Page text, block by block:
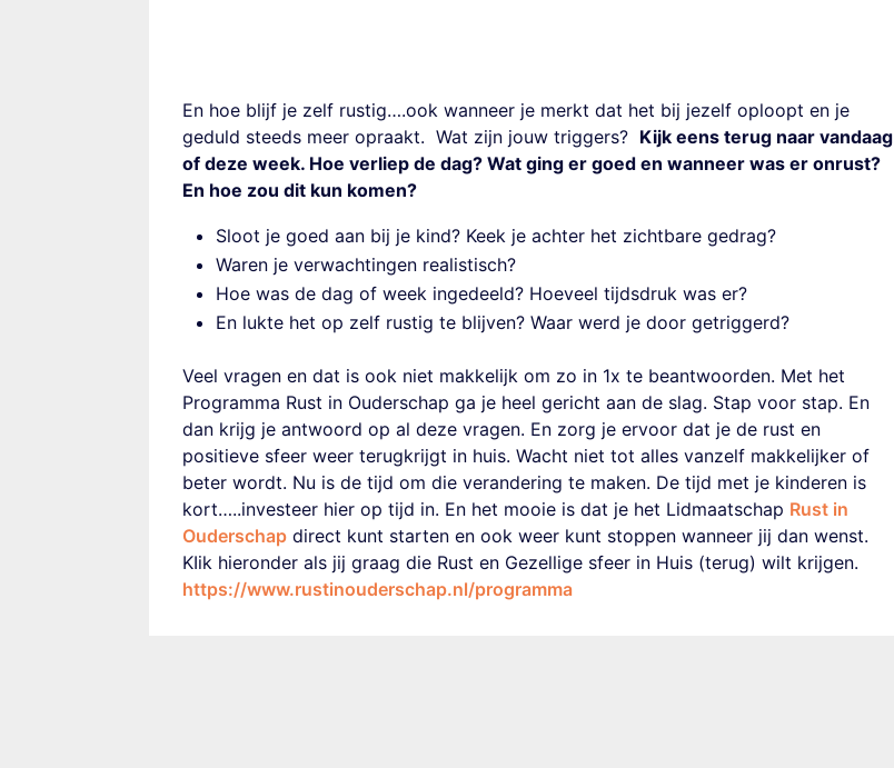
En hoe blijf je zelf rustig….ook wanneer je merkt dat het bij jezelf oploopt en je
geduld steeds meer opraakt. Wat zijn jouw triggers? Kijk eens terug naar vandaag
of deze week. Hoe verliep de dag? Wat ging er goed en wanneer was er onrust?
En hoe zou dit kun komen?
Sloot je goed aan bij je kind? Keek je achter het zichtbare gedrag?
Waren je verwachtingen realistisch?
Hoe was de dag of week ingedeeld? Hoeveel tijdsdruk was er?
En lukte het op zelf rustig te blijven? Waar werd je door getriggerd?
Veel vragen en dat is ook niet makkelijk om zo in 1x te beantwoorden. Met het
Programma Rust in Ouderschap ga je heel gericht aan de slag. Stap voor stap. En
dan krijg je antwoord op al deze vragen. En zorg je ervoor dat je de rust en
positieve sfeer weer terugkrijgt in huis. Wacht niet tot alles vanzelf makkelijker of
beter wordt. Nu is de tijd om die verandering te maken. De tijd met je kinderen is
kort…..investeer hier op tijd in. En het mooie is dat je het Lidmaatschap Rust in
Ouderschap direct kunt starten en ook weer kunt stoppen wanneer jij dan wenst.
KIik hieronder als jij graag die Rust en Gezellige sfeer in Huis (terug) wilt krijgen.
https://www.rustinouderschap.nl/programma